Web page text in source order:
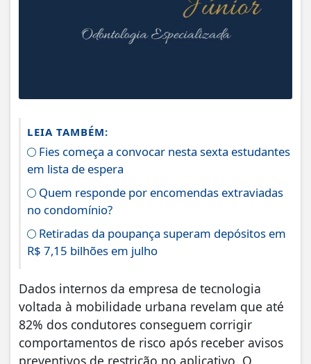
LEIA TAMBÉM:
Fies começa a convocar nesta sexta estudantes
em lista de espera
Quem responde por encomendas extraviadas
no condomínio?
Retiradas da poupança superam depósitos em
R$ 7,15 bilhões em julho
Dados internos da empresa de tecnologia
voltada à mobilidade urbana revelam que até
82% dos condutores conseguem corrigir
comportamentos de risco após receber avisos
preventivos de restrição no aplicativo. O